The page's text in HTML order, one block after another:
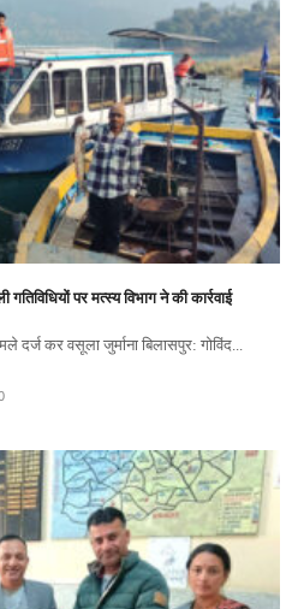
पर मत्स्य विभाग ने की कार्रवाई
कर वसूला जुर्माना बिलासपुर: गोविंद...